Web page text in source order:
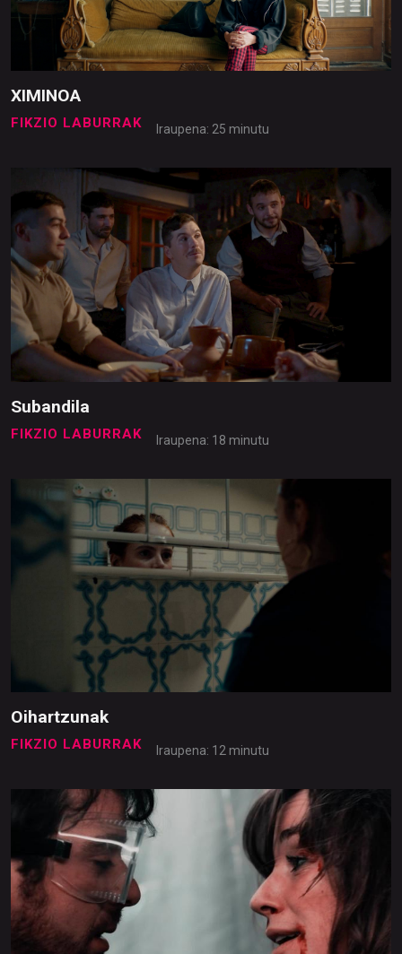
XIMINOA
FIKZIO LABURRAK Iraupena: 25 minutu
Subandila
FIKZIO LABURRAK Iraupena: 18 minutu
Oihartzunak
FIKZIO LABURRAK Iraupena: 12 minutu